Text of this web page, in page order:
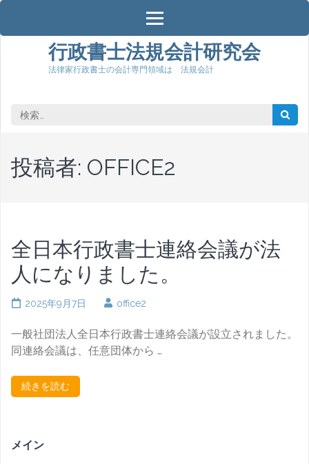
(Enter
行政書士法規会計研究会
法律家行政書士の会計専門領域は 法規会計
投稿者: OFFICE2
全日本行政書士連絡会議が法
人になりました。
2025年9月7日 office2
一般社団法人全日本行政書士連絡会議が設立されました。
同連絡会議は、任意団体から …
続きを読む
メイン